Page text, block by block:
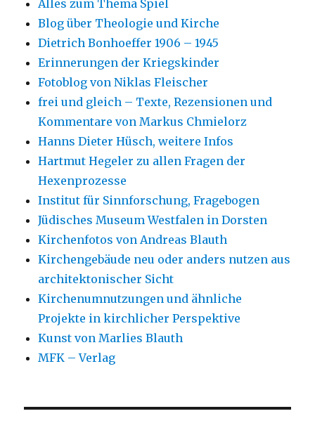
Alles zum Thema Spiel
Blog über Theologie und Kirche
Dietrich Bonhoeffer 1906 – 1945
Erinnerungen der Kriegskinder
Fotoblog von Niklas Fleischer
frei und gleich – Texte, Rezensionen und
Kommentare von Markus Chmielorz
Hanns Dieter Hüsch, weitere Infos
Hartmut Hegeler zu allen Fragen der
Hexenprozesse
Institut für Sinnforschung, Fragebogen
Jüdisches Museum Westfalen in Dorsten
Kirchenfotos von Andreas Blauth
Kirchengebäude neu oder anders nutzen aus
architektonischer Sicht
Kirchenumnutzungen und ähnliche
Projekte in kirchlicher Perspektive
Kunst von Marlies Blauth
MFK – Verlag